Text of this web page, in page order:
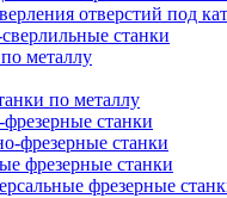
отверстий под
станки
металлу
по металлу
станки
фрезерные станки
фрезерные станки
фрезерные